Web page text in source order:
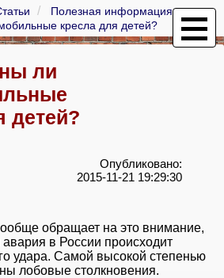
Полезная информация
кресла для детей?
ли
детей?
Опубликовано:
2015-11-21 19:29:30
обращает на это внимание,
в России происходит
удара. Самой высокой степенью
лобовые столкновения.